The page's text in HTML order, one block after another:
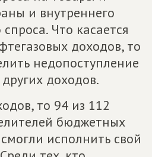
и внутреннего
Что касается
доходов, то
недопоступление
доходов.
то 94 из 112
бюджетных
исполнить свой